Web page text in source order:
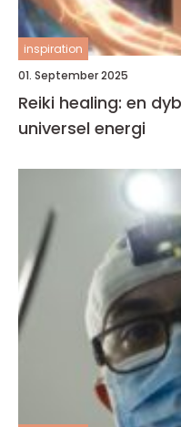
inspiration
01. September 2025
Reiki healing: en
universel energi